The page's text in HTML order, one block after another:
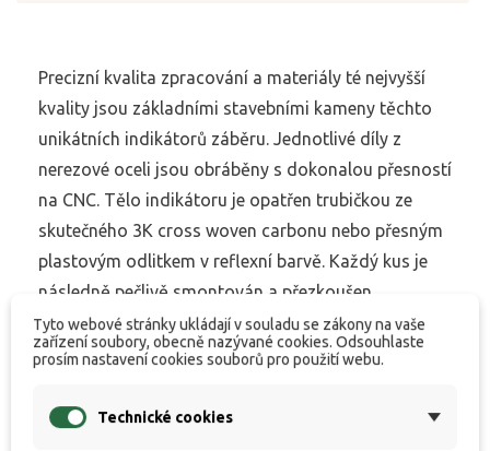
Precizní kvalita zpracování a materiály té nejvyšší
kvality jsou základními stavebními kameny těchto
unikátních indikátorů záběru. Jednotlivé díly z
nerezové oceli jsou obráběny s dokonalou přesností
na CNC. Tělo indikátoru je opatřen trubičkou ze
skutečného 3K cross woven carbonu nebo přesným
plastovým odlitkem v reflexní barvě. Každý kus je
následně pečlivě smontován a přezkoušen.
Indikátory MCX stainless jsou k dispozici v
provedení Swing Arm s nerezovým raménkem nebo
přídavná zátěž a náhradní gumové kroužky.
Tyto webové stránky ukládají v souladu se zákony na vaše
zařízení soubory, obecně nazývané cookies. Odsouhlaste
prosím nastavení cookies souborů pro použití webu.
Technické cookies